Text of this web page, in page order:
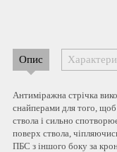
Опис
Антиміражна стрічка
снайперами для того,
ствола і сильно
поверх ствола,
ПБС з іншого боку за